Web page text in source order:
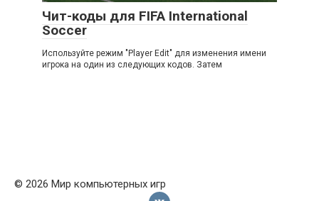
Чит-коды для FIFA International
Soccer
Используйте режим "Player Edit" для изменения имени
игрока на один из следующих кодов. Затем
© 2026 Мир компьютерных игр